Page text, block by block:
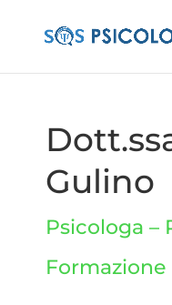
Gulino
Psicologa –
Formazione